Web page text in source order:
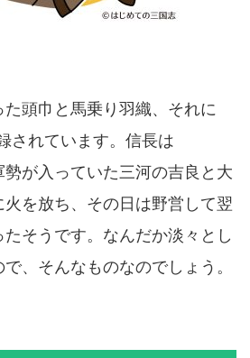
頭巾と馬乗り羽織、それに
されています。信長は
勢が入っていた三河の吉良と大
を放ち、その日は野営して翌
そうです。なんだか淡々とし
、そんなものなのでしょう。